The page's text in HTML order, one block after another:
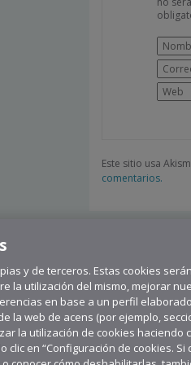
Este sitio usa
comentarios.
y de terceros. Estas cookies
la utilización del mismo, mejorar
en base a un perfil
la web de acens (por ejemplo,
la utilización de cookies haciendo
clic en “Configuración de cookies.